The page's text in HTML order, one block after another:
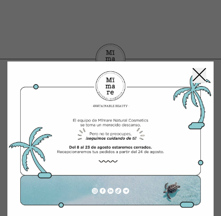
CONTACTO
INTEGRACIÓN Y DISTRIBUCIÓN COSMÉTICA
Polígono Industrial Saprelorca, B/111
30817 Lorca (Murcia), España
www.mimarenaturalcosmetics.com
Teléfono:968 47 60 59
INFORMACIÓN
Política de envíos y devoluciones